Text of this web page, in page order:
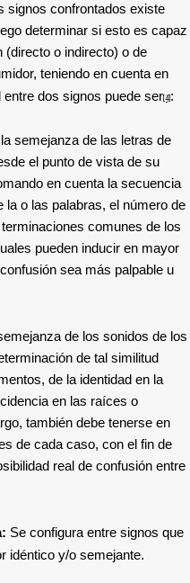
signos confrontados existe
determinar si esto es capaz
(directo o indirecto) o de
teniendo en cuenta en
dos signos puede ser[4]:
semejanza de las letras de
el punto de vista de su
en cuenta la secuencia
la o las palabras, el número de
comunes de los
pueden inducir en mayor
sea más palpable u
de los sonidos de los
de tal similitud
de la identidad en la
en las raíces o
también debe tenerse en
de cada caso, con el fin de
real de confusión entre
Se configura entre signos que
idéntico y/o semejante.